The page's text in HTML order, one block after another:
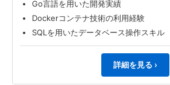
Go言語を用いた開発実績
Dockerコンテナ技術の利用経験
SQLを用いたデータベース操作スキル
詳細を見る ›